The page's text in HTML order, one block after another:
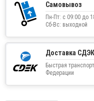
Самовывоз
Пн-Пт: с 09:00 до
Сб-Вс: выходной
Доставка СДЭК
Быстрая
Федерации